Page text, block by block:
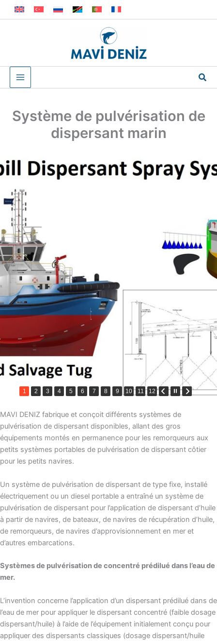
au
Système de pulvérisation de
dispersant marin
1 2 3 4 5 6 7 8 9 10 11 12
MAVI DENIZ fabrique et conçoit différents systèmes de
pulvérisation de dispersant disponibles, allant des gros
équipements montés en permanence pour les remorqueurs aux
petits systèmes portables de pulvérisation de dispersant côtier
pour les petits navires.
Un système de pulvérisation de dispersant de type fixe, installé
électriquement ou un diesel portable a entraîné un système de
pulvérisation de dispersant pour l’application de dispersant d’huile
à partir de navires, de bateaux, de navires de récupération d’huile,
de remorqueurs, de navires d’approvisionnement en mer et
d’autres embarcations.
Systèmes de pulvérisation de concentré prédilué dans l’eau de
mer.
L’invention concerne l’application d’un dispersant prédilué dans de
l’eau de mer pour appliquer le dispersant concentré (faible dosage
dispersant/huile) à l’aide de l’équipement initialement conçu pour
appliquer des dispersants classiques (dosage dispersant/huile